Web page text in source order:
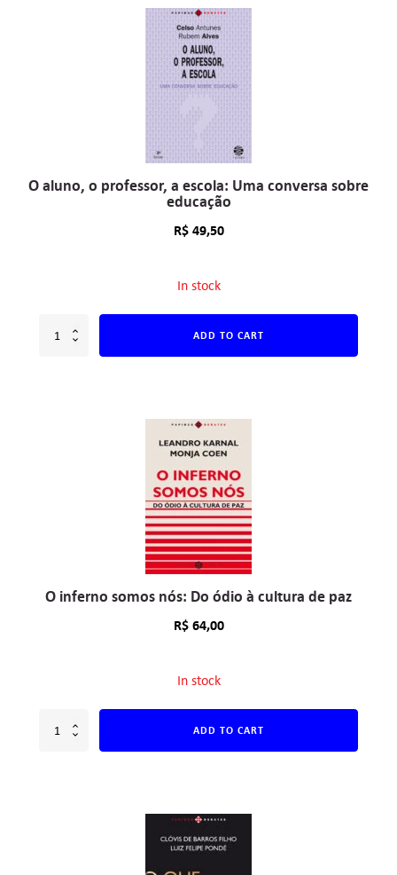
O aluno, o professor, a escola: Uma conversa sobre
educação
R$49,50
In stock
ADD TO CART
O inferno somos nós: Do ódio à cultura de paz
R$64,00
In stock
ADD TO CART